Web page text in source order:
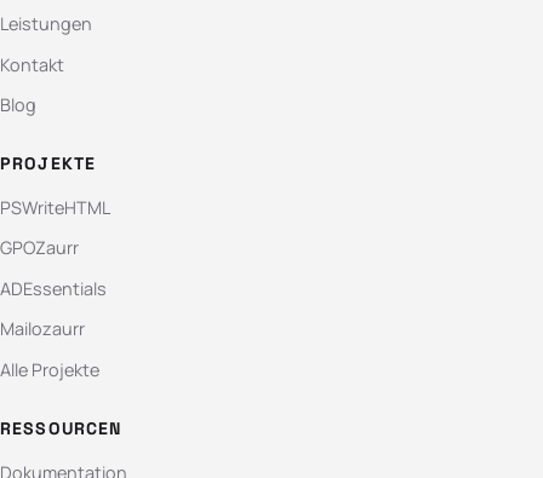
Leistungen
Kontakt
Blog
PROJEKTE
PSWriteHTML
GPOZaurr
ADEssentials
Mailozaurr
Alle Projekte
RESSOURCEN
Dokumentation